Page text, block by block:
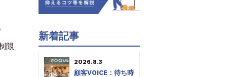
限
新着記事
2026.8.3
顧客VOICE：待ち時